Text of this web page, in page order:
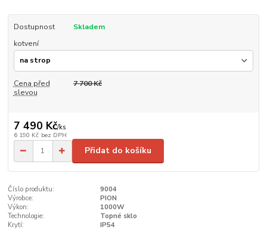
Dostupnost
Skladem
kotvení
Cena před
slevou
7 700 Kč
7 490 Kč/ks
6 190 Kč bez DPH
Přidat do košíku
Číslo produktu:
9004
Výrobce:
PION
Výkon:
1000W
Technologie:
Topné sklo
Krytí:
IP54